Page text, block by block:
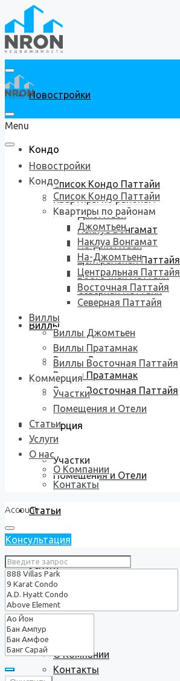
Новостройки
Кондо
Список Кондо Паттайи
Квартиры по районам
Джомтьен
Наклуа Вонгамат
На-Джомтьен
Центральная Паттайя
Восточная Паттайя
Северная Паттайя
Виллы
Виллы Джомтьен
Виллы Пратамнак
Виллы Восточная Паттайя
Коммерция
Участки
Помещения и Отели
Статьи
Услуги
О нас
О Компании
Контакты
Menu
Новостройки
Кондо
Список Кондо Паттайи
Квартиры по районам
Джомтьен
Наклуа Вонгамат
На-Джомтьен
Центральная Паттайя
Восточная Паттайя
Северная Паттайя
Виллы
Виллы Джомтьен
Виллы Пратамнак
Виллы Восточная Паттайя
Коммерция
Участки
Помещения и Отели
Статьи
Услуги
О нас
О Компании
Контакты
Account
Консультация